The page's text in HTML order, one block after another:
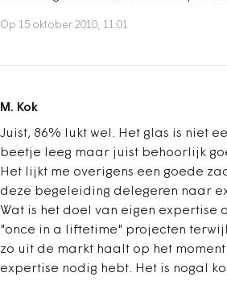
Op 15 oktober 2010, 11:01
M. Kok
Juist, 86% lukt wel. Het glas is niet
beetje leeg maar juist behoorlijk
Het lijkt me overigens een goede
deze begeleiding delegeren naar
Wat is het doel van eigen expertise
"once in a liftetime" projecten
zo uit de markt haalt op het
expertise nodig hebt. Het is nogal